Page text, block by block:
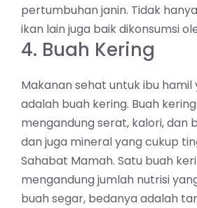
pertumbuhan janin. Tidak
ikan lain juga baik dikonsumsi
4. Buah Kering
Makanan sehat untuk ibu hamil
adalah buah kering. Buah
mengandung serat, kalori, dan
dan juga mineral yang cukup
Sahabat Mamah. Satu buah
mengandung jumlah nutrisi
buah segar, bedanya adalah